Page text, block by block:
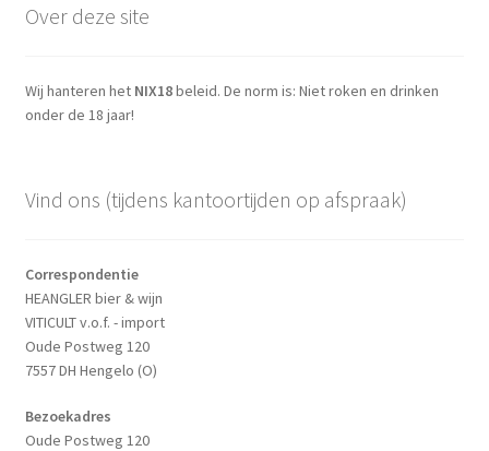
Over deze site
Wij hanteren het NIX18beleid. De norm is: Niet roken en drinken
onder de 18 jaar!
Vind ons (tijdens kantoortijden op afspraak)
Correspondentie
HEANGLER bier & wijn
VITICULT v.o.f. - import
Oude Postweg 120
7557 DH Hengelo (O)
Bezoekadres
Oude Postweg 120